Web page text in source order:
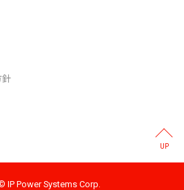
IP Power Systems Corp.
UP